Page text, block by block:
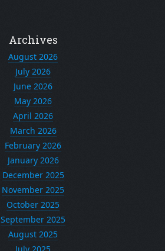
Archives
August 2026
July 2026
June 2026
May 2026
April 2026
March 2026
February 2026
January 2026
December 2025
November 2025
October 2025
September 2025
August 2025